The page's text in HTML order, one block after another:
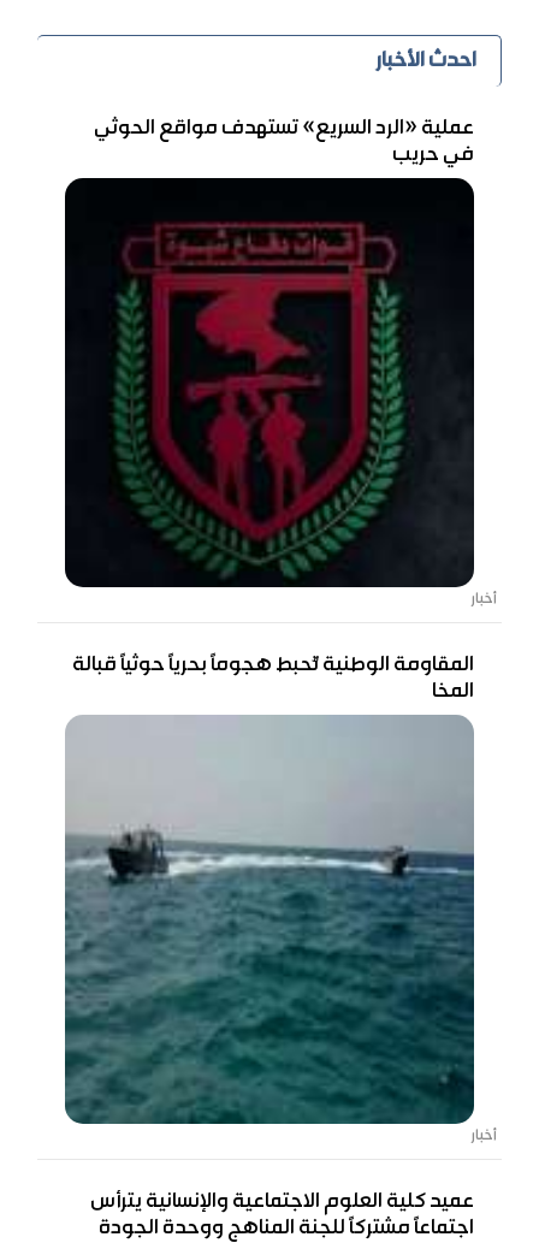
احدث الأخبار
عملية «الرد السريع» تستهدف مواقع الحوثي
في حريب
أخبار
المقاومة الوطنية تُحبط هجومًا بحريًا حوثيًا قبالة
المخا
أخبار
عميد كلية العلوم الاجتماعية والإنسانية يترأس
اجتماعًا مشتركًا للجنة المناهج ووحدة الجودة